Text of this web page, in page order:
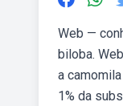
Web —
biloba.
a
1% da